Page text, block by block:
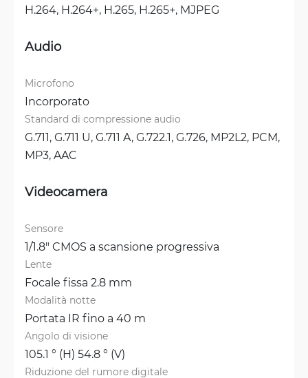
H.264, H.264+, H.265, H.265+, MJPEG
Audio
Microfono
Incorporato
Standard di compressione audio
G.711, G.711 U, G.711 A, G.722.1, G.726, MP2L2, PCM,
MP3, AAC
Videocamera
Sensore
1/1.8" CMOS a scansione progressiva
Lente
Focale fissa 2.8 mm
Modalità notte
Portata IR fino a 40 m
Angolo di visione
105.1 ° (H) 54.8 ° (V)
Riduzione del rumore digitale